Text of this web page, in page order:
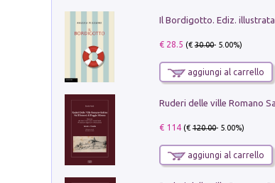
Il Bordigotto. Ediz. illustrata
€ 28.5 (€30.00- 5.00%)
aggiungi al carrello
€ 114(€120.00- 5.00%)
aggiungi al carrello